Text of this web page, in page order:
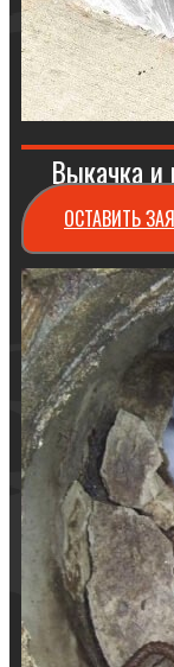
Выкачка
ОСТАВИТЬ